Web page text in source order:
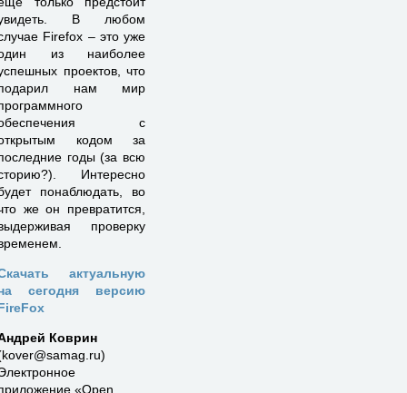
В любом
Firefox – это уже
из наиболее
проектов, что
нам мир
с
кодом за
годы (за всю
Интересно
понаблюдать, во
же он превратится,
проверку
актуальную
сегодня версию
Коврин
«Open